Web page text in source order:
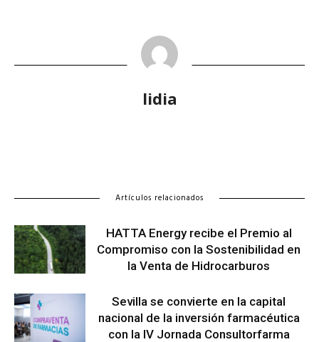
lidia
Artículos relacionados
HATTA Energy recibe el Premio al
Compromiso con la Sostenibilidad en
la Venta de Hidrocarburos
Sevilla se convierte en la capital
nacional de la inversión farmacéutica
con la IV Jornada Consultorfarma